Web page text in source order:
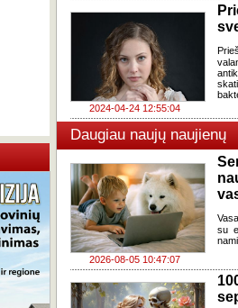
2024-04-24 12:55:04
Daugiau naujų naujienų
2026-08-05 10:47:07
su